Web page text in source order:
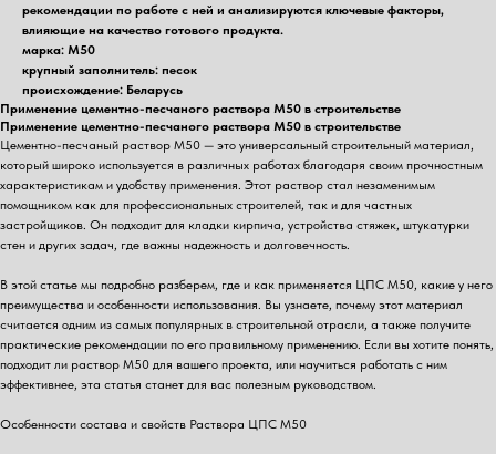
рекомендации по работе с ней и анализируются ключевые факторы,
влияющие на качество готового продукта.
марка: М50
крупный заполнитель: песок
происхождение: Беларусь
Применение цементно-песчаного раствора М50 в строительстве
Применение цементно-песчаного раствора М50 в строительстве
Цементно-песчаный раствор М50 — это универсальный строительный материал,
который широко используется в различных работах благодаря своим прочностным
характеристикам и удобству применения. Этот раствор стал незаменимым
помощником как для профессиональных строителей, так и для частных
застройщиков. Он подходит для кладки кирпича, устройства стяжек, штукатурки
стен и других задач, где важны надежность и долговечность.
В этой статье мы подробно разберем, где и как применяется ЦПС М50, какие у него
преимущества и особенности использования. Вы узнаете, почему этот материал
считается одним из самых популярных в строительной отрасли, а также получите
практические рекомендации по его правильному применению. Если вы хотите понять,
подходит ли раствор М50 для вашего проекта, или научиться работать с ним
эффективнее, эта статья станет для вас полезным руководством.
Особенности состава и свойств Раствора ЦПС М50